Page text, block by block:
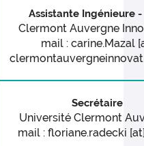
Assistante Ingénieure -
Clermont Auvergne
mail : carine.Mazal
Secrétaire
Université Clermont
mail : floriane.radecki